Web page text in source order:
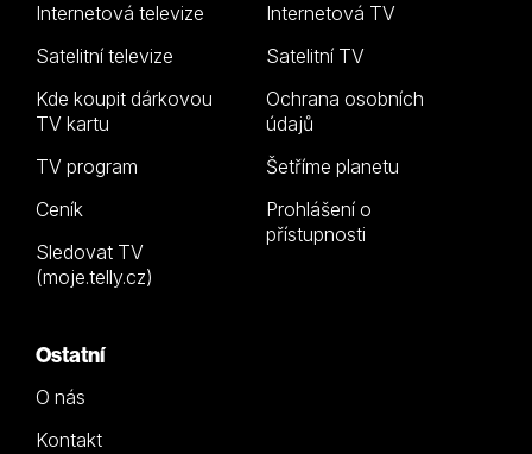
Internetová televize
Satelitní televize
Kde koupit dárkovou
TV kartu
TV program
Ceník
Sledovat TV
(moje.telly.cz)
Internetová TV
Satelitní TV
Ochrana osobních
údajů
Šetříme planetu
Prohlášení o
přístupnosti
Ostatní
O nás
Kontakt